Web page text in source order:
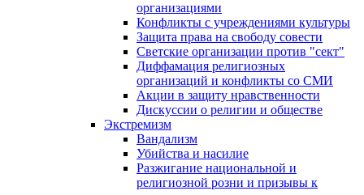
организациями
Конфликты с учреждениями культуры
Защита права на свободу совести
Светские организации против "сект"
Диффамация религиозных
организаций и конфликты со СМИ
Акции в защиту нравственности
Дискуссии о религии и обществе
Экстремизм
Вандализм
Убийства и насилие
Разжигание национальной и
религиозной розни и призывы к